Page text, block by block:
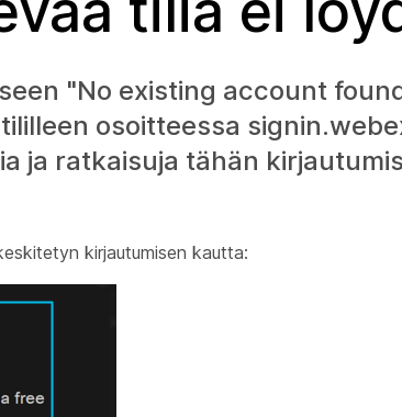
"No existing account
osoitteessa
ja ratkaisuja tähän
kirjautumisen kautta: